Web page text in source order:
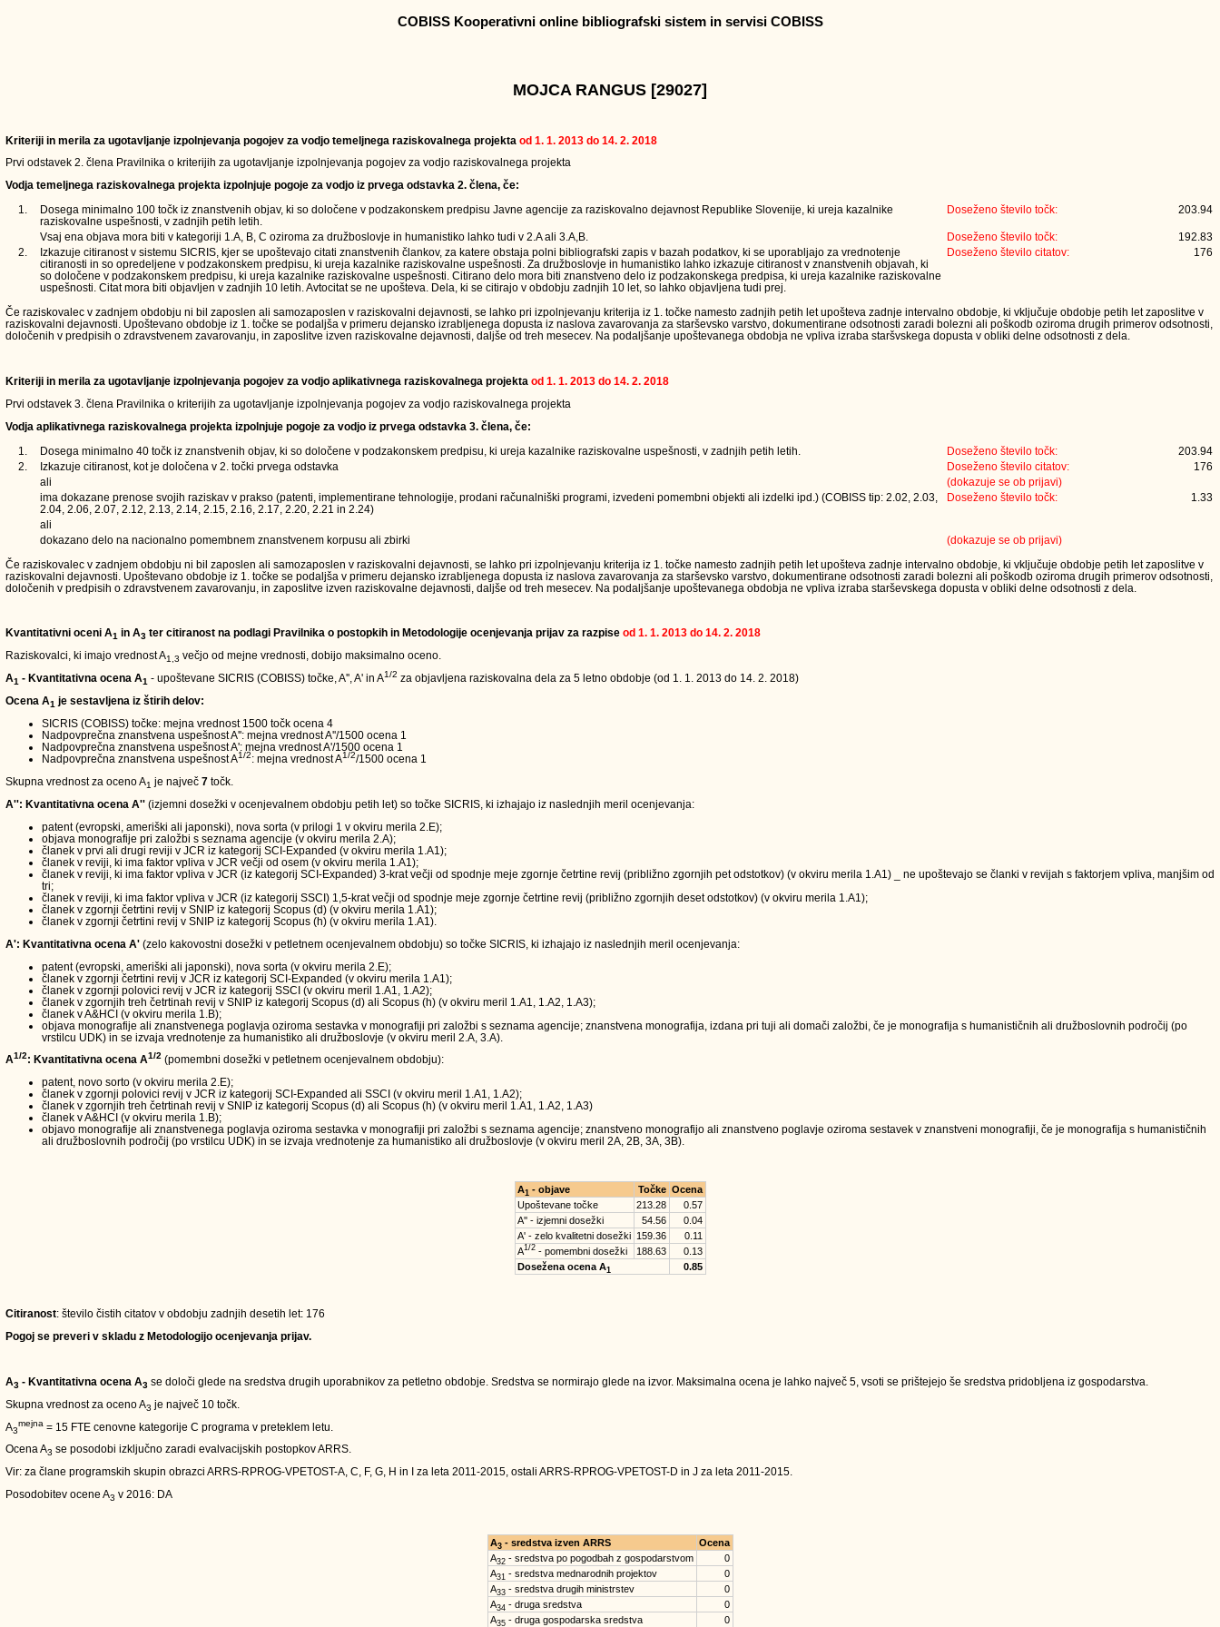
COBISS Kooperativni online bibliografski sistem in servisi COBISS
MOJCA RANGUS [29027]
Kriteriji in merila za ugotavljanje izpolnjevanja pogojev za vodjo temeljnega raziskovalnega projekta od 1. 1. 2013 do 14. 2. 2018
Prvi odstavek 2. člena Pravilnika o kriterijih za ugotavljanje izpolnjevanja pogojev za vodjo raziskovalnega projekta
Vodja temeljnega raziskovalnega projekta izpolnjuje pogoje za vodjo iz prvega odstavka 2. člena, če:
1.
Dosega minimalno 100 točk iz znanstvenih objav, ki so določene v podzakonskem predpisu Javne agencije za raziskovalno dejavnost Republike Slovenije, ki ureja kazalnike
raziskovalne uspešnosti, v zadnjih petih letih.
Doseženo število točk: 203.94
Vsaj ena objava mora biti v kategoriji 1.A, B, C oziroma za družboslovje in humanistiko lahko tudi v 2.A ali 3.A,B. Doseženo število točk:
192.83
2.
Izkazuje citiranost v sistemu SICRIS, kjer se upoštevajo citati znanstvenih člankov, za katere obstaja polni bibliografski zapis v bazah podatkov, ki se uporabljajo za vrednotenje
citiranosti in so opredeljene v podzakonskem predpisu, ki ureja kazalnike raziskovalne uspešnosti. Za družboslovje in humanistiko lahko izkazuje citiranost v znanstvenih objavah, ki
so določene v podzakonskem predpisu, ki ureja kazalnike raziskovalne uspešnosti. Citirano delo mora biti znanstveno delo iz podzakonskega predpisa, ki ureja kazalnike raziskovalne
uspešnosti. Citat mora biti objavljen v zadnjih 10 letih. Avtocitat se ne upošteva. Dela, ki se citirajo v obdobju zadnjih 10 let, so lahko objavljena tudi prej.
Doseženo število citatov: 176
Če raziskovalec v zadnjem obdobju ni bil zaposlen ali samozaposlen v raziskovalni dejavnosti, se lahko pri izpolnjevanju kriterija iz 1. točke namesto zadnjih petih let upošteva zadnje intervalno obdobje, ki vključuje obdobje petih let zaposlitve v
raziskovalni dejavnosti. Upoštevano obdobje iz 1. točke se podaljša v primeru dejansko izrabljenega dopusta iz naslova zavarovanja za starševsko varstvo, dokumentirane odsotnosti zaradi bolezni ali poškodb oziroma drugih primerov odsotnosti,
določenih v predpisih o zdravstvenem zavarovanju, in zaposlitve izven raziskovalne dejavnosti, daljše od treh mesecev. Na podaljšanje upoštevanega obdobja ne vpliva izraba staršvskega dopusta v obliki delne odsotnosti z dela.
Kriteriji in merila za ugotavljanje izpolnjevanja pogojev za vodjo aplikativnega raziskovalnega projekta od 1. 1. 2013 do 14. 2. 2018
Prvi odstavek 3. člena Pravilnika o kriterijih za ugotavljanje izpolnjevanja pogojev za vodjo raziskovalnega projekta
Vodja aplikativnega raziskovalnega projekta izpolnjuje pogoje za vodjo iz prvega odstavka 3. člena, če:
1.
Dosega minimalno 40 točk iz znanstvenih objav, ki so določene v podzakonskem predpisu, ki ureja kazalnike raziskovalne uspešnosti, v zadnjih petih letih. Doseženo število točk:
203.94
2.
Izkazuje citiranost, kot je določena v 2. točki prvega odstavka Doseženo število citatov:
176
ali
(dokazuje se ob prijavi)
ima dokazane prenose svojih raziskav v prakso (patenti, implementirane tehnologije, prodani računalniški programi, izvedeni pomembni objekti ali izdelki ipd.) (COBISS tip: 2.02, 2.03,
2.04, 2.06, 2.07, 2.12, 2.13, 2.14, 2.15, 2.16, 2.17, 2.20, 2.21 in 2.24)
Doseženo število točk: 1.33
ali
dokazano delo na nacionalno pomembnem znanstvenem korpusu ali zbirki
(dokazuje se ob prijavi)
Če raziskovalec v zadnjem obdobju ni bil zaposlen ali samozaposlen v raziskovalni dejavnosti, se lahko pri izpolnjevanju kriterija iz 1. točke namesto zadnjih petih let upošteva zadnje intervalno obdobje, ki vključuje obdobje petih let zaposlitve v
raziskovalni dejavnosti. Upoštevano obdobje iz 1. točke se podaljša v primeru dejansko izrabljenega dopusta iz naslova zavarovanja za starševsko varstvo, dokumentirane odsotnosti zaradi bolezni ali poškodb oziroma drugih primerov odsotnosti,
določenih v predpisih o zdravstvenem zavarovanju, in zaposlitve izven raziskovalne dejavnosti, daljše od treh mesecev. Na podaljšanje upoštevanega obdobja ne vpliva izraba starševskega dopusta v obliki delne odsotnosti z dela.
Kvantitativni oceni A1 in A3 ter citiranost na podlagi Pravilnika o postopkih in Metodologije ocenjevanja prijav za razpise od 1. 1. 2013 do 14. 2. 2018
Raziskovalci, ki imajo vrednost A1,3 večjo od mejne vrednosti, dobijo maksimalno oceno.
A1 - Kvantitativna ocena A1 - upoštevane SICRIS (COBISS) točke, A'', A' in A1/2 za objavljena raziskovalna dela za 5 letno obdobje (od 1. 1. 2013 do 14. 2. 2018)
Ocena A1 je sestavljena iz štirih delov:
SICRIS (COBISS) točke: mejna vrednost 1500 točk ocena 4
Nadpovprečna znanstvena uspešnost A'': mejna vrednost A''/1500 ocena 1
Nadpovprečna znanstvena uspešnost A': mejna vrednost A'/1500 ocena 1
Nadpovprečna znanstvena uspešnost A1/2: mejna vrednost A1/2/1500 ocena 1
Skupna vrednost za oceno A1 je največ 7 točk.
A'': Kvantitativna ocena A'' (izjemni dosežki v ocenjevalnem obdobju petih let) so točke SICRIS, ki izhajajo iz naslednjih meril ocenjevanja:
patent (evropski, ameriški ali japonski), nova sorta (v prilogi 1 v okviru merila 2.E);
objava monografije pri založbi s seznama agencije (v okviru merila 2.A);
članek v prvi ali drugi reviji v JCR iz kategorij SCI-Expanded (v okviru merila 1.A1);
članek v reviji, ki ima faktor vpliva v JCR večji od osem (v okviru merila 1.A1);
članek v reviji, ki ima faktor vpliva v JCR (iz kategorij SCI-Expanded) 3-krat večji od spodnje meje zgornje četrtine revij (približno zgornjih pet odstotkov) (v okviru merila 1.A1) _ ne upoštevajo se članki v revijah s faktorjem vpliva, manjšim od
tri;
članek v reviji, ki ima faktor vpliva v JCR (iz kategorij SSCI) 1,5-krat večji od spodnje meje zgornje četrtine revij (približno zgornjih deset odstotkov) (v okviru merila 1.A1);
članek v zgornji četrtini revij v SNIP iz kategorij Scopus (d) (v okviru merila 1.A1);
članek v zgornji četrtini revij v SNIP iz kategorij Scopus (h) (v okviru merila 1.A1).
A': Kvantitativna ocena A' (zelo kakovostni dosežki v petletnem ocenjevalnem obdobju) so točke SICRIS, ki izhajajo iz naslednjih meril ocenjevanja:
patent (evropski, ameriški ali japonski), nova sorta (v okviru merila 2.E);
članek v zgornji četrtini revij v JCR iz kategorij SCI-Expanded (v okviru merila 1.A1);
članek v zgornji polovici revij v JCR iz kategorij SSCI (v okviru meril 1.A1, 1.A2);
članek v zgornjih treh četrtinah revij v SNIP iz kategorij Scopus (d) ali Scopus (h) (v okviru meril 1.A1, 1.A2, 1.A3);
članek v A&HCI (v okviru merila 1.B);
objava monografije ali znanstvenega poglavja oziroma sestavka v monografiji pri založbi s seznama agencije; znanstvena monografija, izdana pri tuji ali domači založbi, če je monografija s humanističnih ali družboslovnih področij (po
vrstilcu UDK) in se izvaja vrednotenje za humanistiko ali družboslovje (v okviru meril 2.A, 3.A).
A1/2: Kvantitativna ocena A1/2 (pomembni dosežki v petletnem ocenjevalnem obdobju):
patent, novo sorto (v okviru merila 2.E);
članek v zgornji polovici revij v JCR iz kategorij SCI-Expanded ali SSCI (v okviru meril 1.A1, 1.A2);
članek v zgornjih treh četrtinah revij v SNIP iz kategorij Scopus (d) ali Scopus (h) (v okviru meril 1.A1, 1.A2, 1.A3)
članek v A&HCI (v okviru merila 1.B);
objavo monografije ali znanstvenega poglavja oziroma sestavka v monografiji pri založbi s seznama agencije; znanstveno monografijo ali znanstveno poglavje oziroma sestavek v znanstveni monografiji, če je monografija s humanističnih
ali družboslovnih področij (po vrstilcu UDK) in se izvaja vrednotenje za humanistiko ali družboslovje (v okviru meril 2A, 2B, 3A, 3B).
A1 - objave Točke Ocena
Upoštevane točke
213.28
0.57
A'' - izjemni dosežki
54.56
0.04
A' - zelo kvalitetni dosežki
159.36
0.11
A1/2- pomembni dosežki 188.63
0.13
Dosežena ocena A1 0.85
Citiranost: število čistih citatov v obdobju zadnjih desetih let: 176
Pogoj se preveri v skladu z Metodologijo ocenjevanja prijav.
A3 - Kvantitativna ocena A3 se določi glede na sredstva drugih uporabnikov za petletno obdobje. Sredstva se normirajo glede na izvor. Maksimalna ocena je lahko največ 5, vsoti se prištejejo še sredstva pridobljena iz gospodarstva.
Skupna vrednost za oceno A3 je največ 10 točk.
A3
mejna = 15 FTE cenovne kategorije C programa v preteklem letu.
Ocena A3 se posodobi izključno zaradi evalvacijskih postopkov ARRS.
Vir: za člane programskih skupin obrazci ARRS-RPROG-VPETOST-A, C, F, G, H in I za leta 2011-2015, ostali ARRS-RPROG-VPETOST-D in J za leta 2011-2015.
Posodobitev ocene A3 v 2016: DA
A3- sredstva izven ARRS
Ocena
A32- sredstva po pogodbah z gospodarstvom
0
A31 - sredstva mednarodnih projektov
0
A33- sredstva drugih ministrstev
0
A34 - druga sredstva
0
A35- druga gospodarska sredstva 0